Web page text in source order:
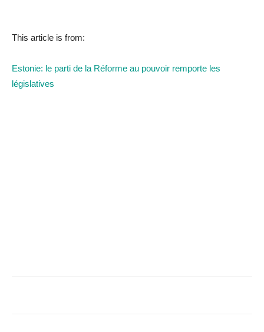
This article is from:
Estonie: le parti de la Réforme au pouvoir remporte les
législatives